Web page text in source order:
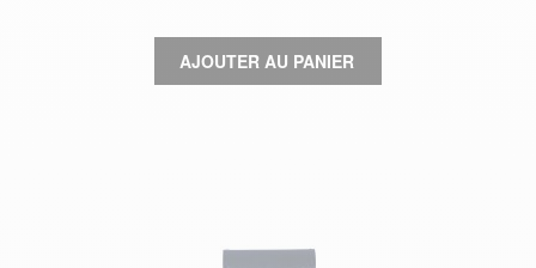
AJOUTER AU PANIER